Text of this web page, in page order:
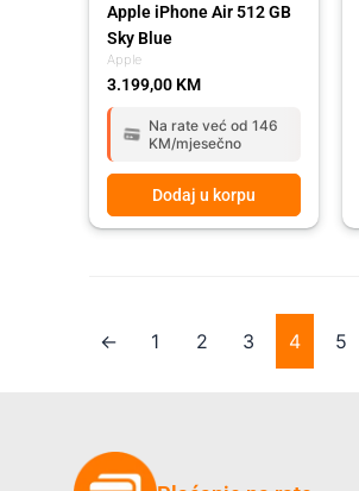
Apple
Apple iPhone Air 512 GB
Sky Blue
3.199,00 KM
Na rate već od 146
KM/mjesečno
Dodaj u korpu
← 1 2 3 4 5